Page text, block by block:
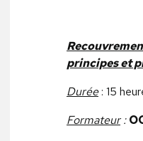
principes et
Durée: 15
Formateur: